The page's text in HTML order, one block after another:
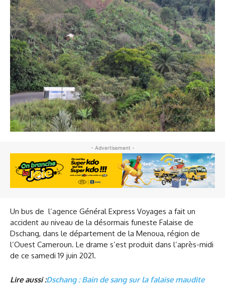
- Advertisement -
Un bus de l’agence Général Express Voyages a fait un
accident au niveau de la désormais funeste Falaise de
Dschang, dans le département de la Menoua, région de
l’Ouest Cameroun. Le drame s’est produit dans l’après-midi
de ce samedi 19 juin 2021.
Lire aussi :Dschang : Bain de sang sur la falaise maudite